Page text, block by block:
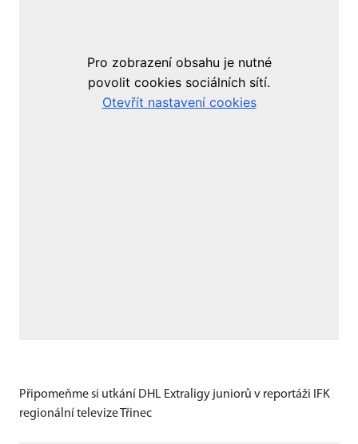
Připomeňme si utkání DHL Extraligy juniorů v reportáži IFK
regionální televize Třinec